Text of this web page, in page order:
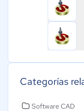
Categorías
Software CAD